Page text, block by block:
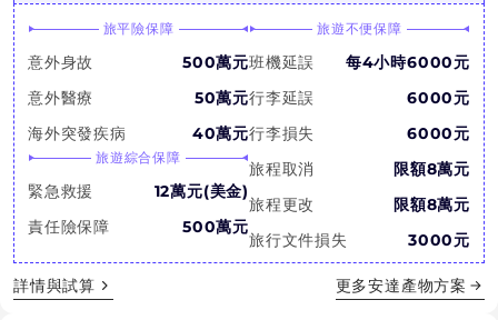
旅平險保障
意外身故
500萬元
意外醫療
50萬元
海外突發疾病
40萬元
旅遊綜合保障
緊急救援
12萬元(美金)
責任險保障
500萬元
旅遊不便保障
班機延誤
每4小時6000元
行李延誤
6000元
行李損失
6000元
旅程取消
限額8萬元
旅程更改
限額8萬元
旅行文件損失
3000元
詳情與試算 更多安達產物方案